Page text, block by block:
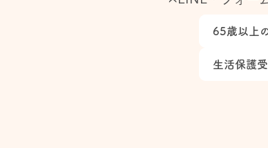
65歳以上
生活保護